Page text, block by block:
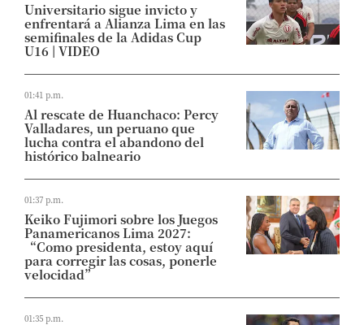
Universitario sigue invicto y
enfrentará a Alianza Lima en las
semifinales de la Adidas Cup
U16 | VIDEO
01:41 p.m.
Al rescate de Huanchaco: Percy
Valladares, un peruano que
lucha contra el abandono del
histórico balneario
01:37 p.m.
Keiko Fujimori sobre los Juegos
Panamericanos Lima 2027:
“Como presidenta, estoy aquí
para corregir las cosas, ponerle
velocidad”
01:35 p.m.